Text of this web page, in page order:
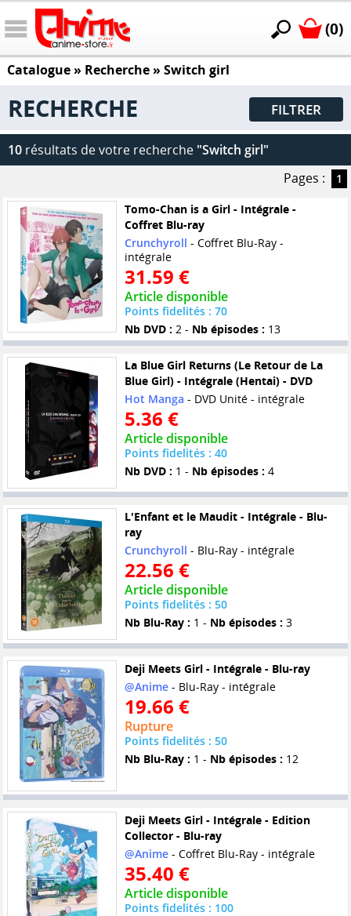
(0)
Catalogue» Recherche » Switch girl
RECHERCHE FILTRER
10 résultats de votre recherche "Switch girl"
Pages :
1
Tomo-Chan is a Girl - Intégrale -
Coffret Blu-ray
Crunchyroll - Coffret Blu-Ray -
intégrale
31.59 €
Article disponible
Points fidelités : 70
Nb DVD : 2 - Nb épisodes : 13
La Blue Girl Returns (Le Retour de La
Blue Girl) - Intégrale (Hentai) - DVD
Hot Manga - DVD Unité - intégrale
5.36 €
Article disponible
Points fidelités : 40
Nb DVD : 1 - Nb épisodes : 4
L'Enfant et le Maudit - Intégrale - Blu-
ray
Crunchyroll - Blu-Ray - intégrale
22.56 €
Article disponible
Points fidelités : 50
Nb Blu-Ray : 1 - Nb épisodes : 3
Deji Meets Girl - Intégrale - Blu-ray
@Anime- Blu-Ray - intégrale
19.66 €
Rupture
Points fidelités : 50
Nb Blu-Ray : 1 - Nb épisodes : 12
Deji Meets Girl - Intégrale - Edition
Collector - Blu-ray
@Anime- Coffret Blu-Ray - intégrale
35.40 €
Article disponible
Points fidelités : 100